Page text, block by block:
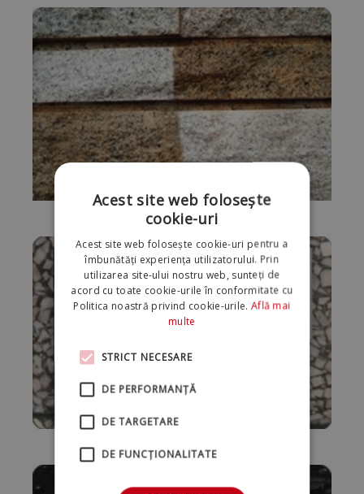
Acest site web folosește
cookie-uri
Acest site web folosește cookie-uri pentru a
îmbunătăți experiența utilizatorului. Prin
utilizarea site-ului nostru web, sunteți de
acord cu toate cookie-urile în conformitate cu
Politica noastră privind cookie-urile.Află mai
multe
STRICT NECESARE
DE PERFORMANȚĂ
DE TARGETARE
DE FUNCŢIONALITATE